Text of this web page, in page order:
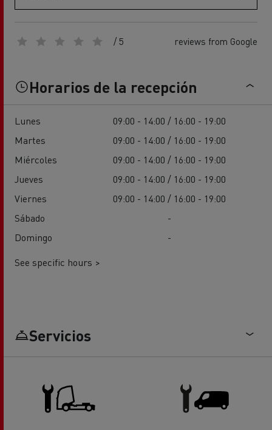
/ 5 reviews from Google
Horarios de la recepción
Lunes
09:00 - 14:00 / 16:00 - 19:00
Martes
09:00 - 14:00 / 16:00 - 19:00
Miércoles
09:00 - 14:00 / 16:00 - 19:00
Jueves
09:00 - 14:00 / 16:00 - 19:00
Viernes
09:00 - 14:00 / 16:00 - 19:00
Sábado
-
Domingo
-
See specific hours >
Servicios